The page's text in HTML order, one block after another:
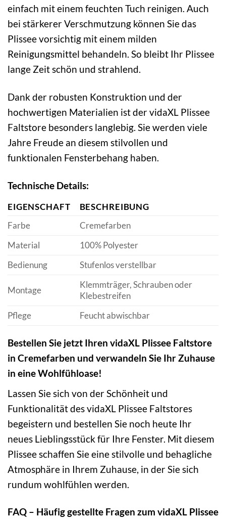
einfach mit einem feuchten Tuch reinigen. Auch
bei stärkerer Verschmutzung können Sie das
Plissee vorsichtig mit einem milden
Reinigungsmittel behandeln. So bleibt Ihr Plissee
lange Zeit schön und strahlend.
Dank der robusten Konstruktion und der
hochwertigen Materialien ist der vidaXL Plissee
Faltstore besonders langlebig. Sie werden viele
Jahre Freude an diesem stilvollen und
funktionalen Fensterbehang haben.
Technische Details:
EIGENSCHAFT
BESCHREIBUNG
Farbe
Cremefarben
Material
100% Polyester
Bedienung
Stufenlos verstellbar
Montage
Klemmträger, Schrauben oder
Klebestreifen
Pflege
Feucht abwischbar
Bestellen Sie jetzt Ihren vidaXL Plissee Faltstore
in Cremefarben und verwandeln Sie Ihr Zuhause
in eine Wohlfühloase!
Lassen Sie sich von der Schönheit und
Funktionalität des vidaXL Plissee Faltstores
begeistern und bestellen Sie noch heute Ihr
neues Lieblingsstück für Ihre Fenster. Mit diesem
Plissee schaffen Sie eine stilvolle und behagliche
Atmosphäre in Ihrem Zuhause, in der Sie sich
rundum wohlfühlen werden.
FAQ – Häufig gestellte Fragen zum vidaXL Plissee